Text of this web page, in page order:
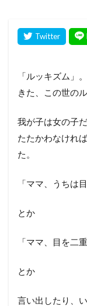
「ルッキズム」
きた、この世の
我が子は女の子
たたかわなけれ
た。
「ママ、うちは
とか
「ママ、目を二
とか
言い出したり、